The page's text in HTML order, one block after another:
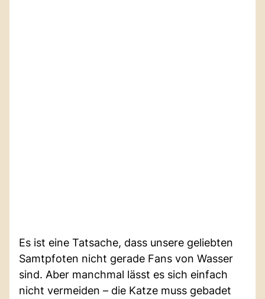
Es ist eine Tatsache, dass unsere geliebten
Samtpfoten nicht gerade Fans von Wasser
sind. Aber manchmal lässt es sich einfach
nicht vermeiden – die Katze muss gebadet